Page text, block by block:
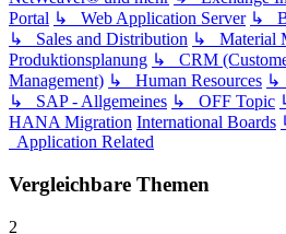
Portal ↳ Web Application Server ↳
↳ Sales and Distribution ↳ Material
Produktionsplanung ↳ CRM
Management) ↳ Human Resources ↳
↳ SAP - Allgemeines ↳ OFF Topic
HANA Migration International Boards
Application Related
Vergleichbare Themen
2